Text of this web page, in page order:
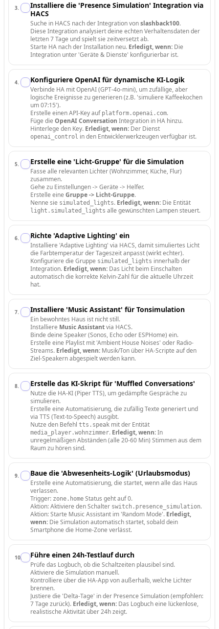
3.
Installiere die 'Presence Simulation' Integration via
HACS
Suche in HACS nach der Integration vonslashback100.
Diese Integration analysiert deine echten Verhaltensdaten der
letzten 7 Tage und spielt sie zeitversetzt ab.
Starte HA nach der Installation neu. Erledigt, wenn: Die
Integration unter 'Geräte & Dienste' konfigurierbar ist.
4. Konfiguriere OpenAI für dynamische KI-Logik
Verbinde HA mit OpenAI (GPT-4o-mini), um zufällige, aber
logische Ereignisse zu generieren (z.B. 'simuliere Kaffeekochen
um 07:15').
Erstelle einen API-Key auf platform.openai.com.
Füge die OpenAI Conversation Integration in HA hinzu.
Hinterlege den Key. Erledigt, wenn: Der Dienst
openai_control in den Entwicklerwerkzeugen verfügbar ist.
5. Erstelle eine 'Licht-Gruppe' für die Simulation
Fasse alle relevanten Lichter (Wohnzimmer, Küche, Flur)
zusammen.
Gehe zu Einstellungen -> Geräte -> Helfer.
Erstelle eine Gruppe -> Licht-Gruppe.
Nenne sie simulated_lights. Erledigt, wenn: Die Entität
light.simulated_lights alle gewünschten Lampen steuert.
6. Richte 'Adaptive Lighting' ein
Installiere 'Adaptive Lighting' via HACS, damit simuliertes Licht
die Farbtemperatur der Tageszeit anpasst (wirkt echter).
Konfiguriere die Gruppe simulated_lights innerhalb der
Integration. Erledigt, wenn: Das Licht beim Einschalten
automatisch die korrekte Kelvin-Zahl für die aktuelle Uhrzeit
hat.
7. Installiere 'Music Assistant' für Tonsimulation
Ein bewohntes Haus ist nicht still.
Installiere Music Assistantvia HACS.
Binde deine Speaker (Sonos, Echo oder ESPHome) ein.
Erstelle eine Playlist mit 'Ambient House Noises' oder Radio-
Streams. Erledigt, wenn: Musik/Ton über HA-Scripte auf den
Ziel-Speakern abgespielt werden kann.
8. Erstelle das KI-Skript für 'Muffled Conversations'
Nutze die HA-KI (Piper TTS), um gedämpfte Gespräche zu
simulieren.
Erstelle eine Automatisierung, die zufällig Texte generiert und
via TTS (Text-to-Speech) ausgibt.
Nutze den Befehl tts.speak mit der Entität
media_player.wohnzimmer. Erledigt, wenn:In
unregelmäßigen Abständen (alle 20-60 Min) Stimmen aus dem
Raum zu hören sind.
9. Baue die 'Abwesenheits-Logik' (Urlaubsmodus)
Erstelle eine Automatisierung, die startet, wenn alle das Haus
verlassen.
Trigger: zone.home Status geht auf 0.
Aktion: Aktiviere den Schalter switch.presence_simulation.
Aktion: Starte Music Assistant im 'Random Mode'. Erledigt,
wenn: Die Simulation automatisch startet, sobald dein
Smartphone die Home-Zone verlässt.
10. Führe einen 24h-Testlauf durch
Prüfe das Logbuch, ob die Schaltzeiten plausibel sind.
Aktiviere die Simulation manuell.
Kontrolliere über die HA-App von außerhalb, welche Lichter
brennen.
Justiere die 'Delta-Tage' in der Presence Simulation (empfohlen:
7 Tage zurück). Erledigt, wenn: Das Logbuch eine lückenlose,
realistische Aktivität über 24h zeigt.